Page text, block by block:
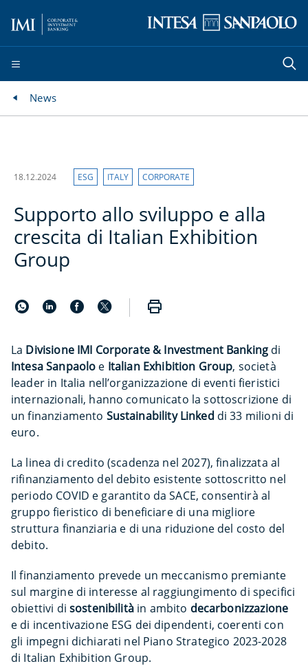
News
18.12.2024 ESG ITALY CORPORATE
Supporto allo sviluppo e alla
crescita di Italian Exhibition
Group
La Divisione IMI Corporate & Investment Banking di
Intesa Sanpaolo e Italian Exhibition Group, società
leader in Italia nell’organizzazione di eventi fieristici
internazionali, hanno comunicato la sottoscrizione di
un finanziamento Sustainability Linked di 33 milioni di
euro.
La linea di credito (scadenza nel 2027), finalizzata al
rifinanziamento del debito esistente sottoscritto nel
periodo COVID e garantito da SACE, consentirà al
gruppo fieristico di beneficiare di una migliore
struttura finanziaria e di una riduzione del costo del
debito.
Il finanziamento prevede un meccanismo premiante
sul margine di interesse al raggiungimento di specifici
obiettivi di sostenibilitàin ambito decarbonizzazione
e di incentivazione ESG dei dipendenti, coerenti con
gli impegni dichiarati nel Piano Strategico 2023-2028
di Italian Exhibition Group.